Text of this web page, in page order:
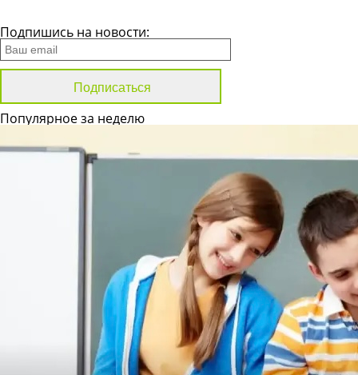
Подпишись на новости:
Популярное за неделю